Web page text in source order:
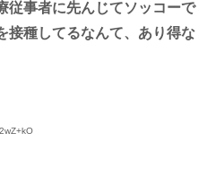
従事者に先んじてソッコーで
接種してるなんて、あり得な